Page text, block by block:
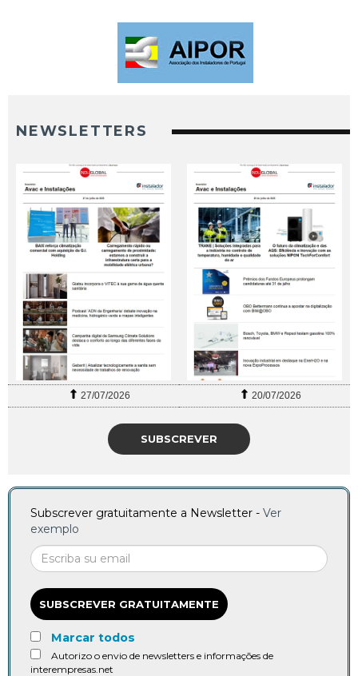
NEWSLETTERS
27/07/2026 20/07/2026
SUBSCREVER
Subscrever gratuitamente a Newsletter - Ver
exemplo
SUBSCREVER GRATUITAMENTE
Marcar todos
Autorizo o envio de newsletters e informações de
interempresas.net